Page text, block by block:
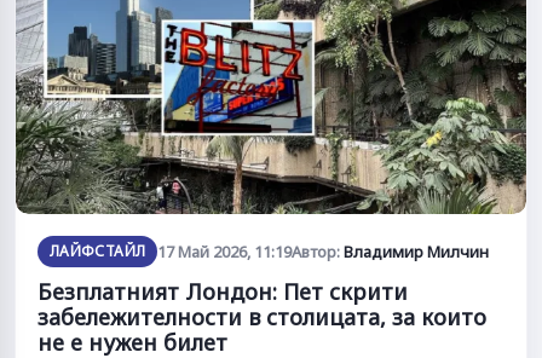
ЛАЙФСТАЙЛ 17 Май 2026, 11:19Автор:Владимир Милчин
Безплатният Лондон: Пет скрити
забележителности в столицата, за които
не е нужен билет